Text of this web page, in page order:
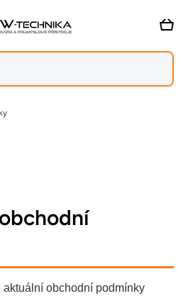
Vozík
aktuální obchodní podmínky